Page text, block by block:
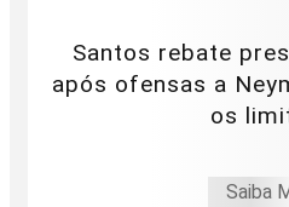
Santos rebate
após ofensas a
os
Saiba